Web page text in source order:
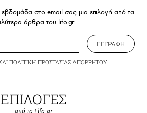
εβδομάδα στο email σας μια επιλογή από τα
άρθρα του lifo.gr
ΕΓΓΡΑΦΗ
ΠΟΛΙΤΙΚΗ ΠΡΟΣΤΑΣΙΑΣ ΑΠΟΡΡΗΤΟΥ
ΕΠΙΛΟΓΕΣ